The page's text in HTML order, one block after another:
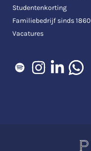
Studentenkorting
Familiebedrijf sinds 1860
Vacatures